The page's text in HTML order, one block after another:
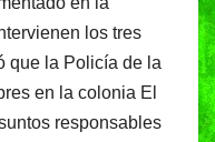
los tres
que la Policía de la
en la colonia El
responsables